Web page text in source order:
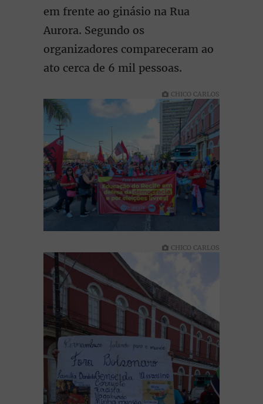
em frente ao ginásio na Rua
Aurora. Segundo os
organizadores compareceram ao
ato cerca de 6 mil pessoas.
CHICO CARLOS
CHICO CARLOS